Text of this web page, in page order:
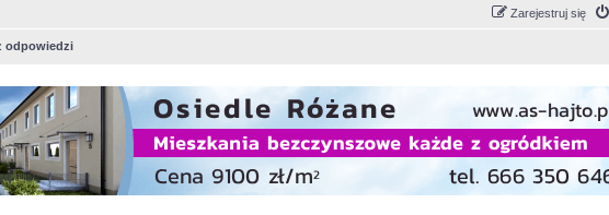
Zarejestruj się
odpowiedzi